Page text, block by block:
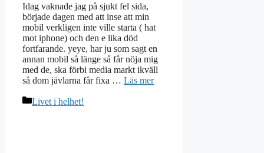
Idag vaknade jag på sjukt fel sida,
började dagen med att inse att min
mobil verkligen inte ville starta ( hat
mot iphone) och den e lika död
fortfarande. yeye, har ju som sagt en
annan mobil så länge så får nöja mig
med de, ska förbi media markt ikväll
så dom jävlarna får fixa … Läs mer
Kategorier
Livet i helhet!